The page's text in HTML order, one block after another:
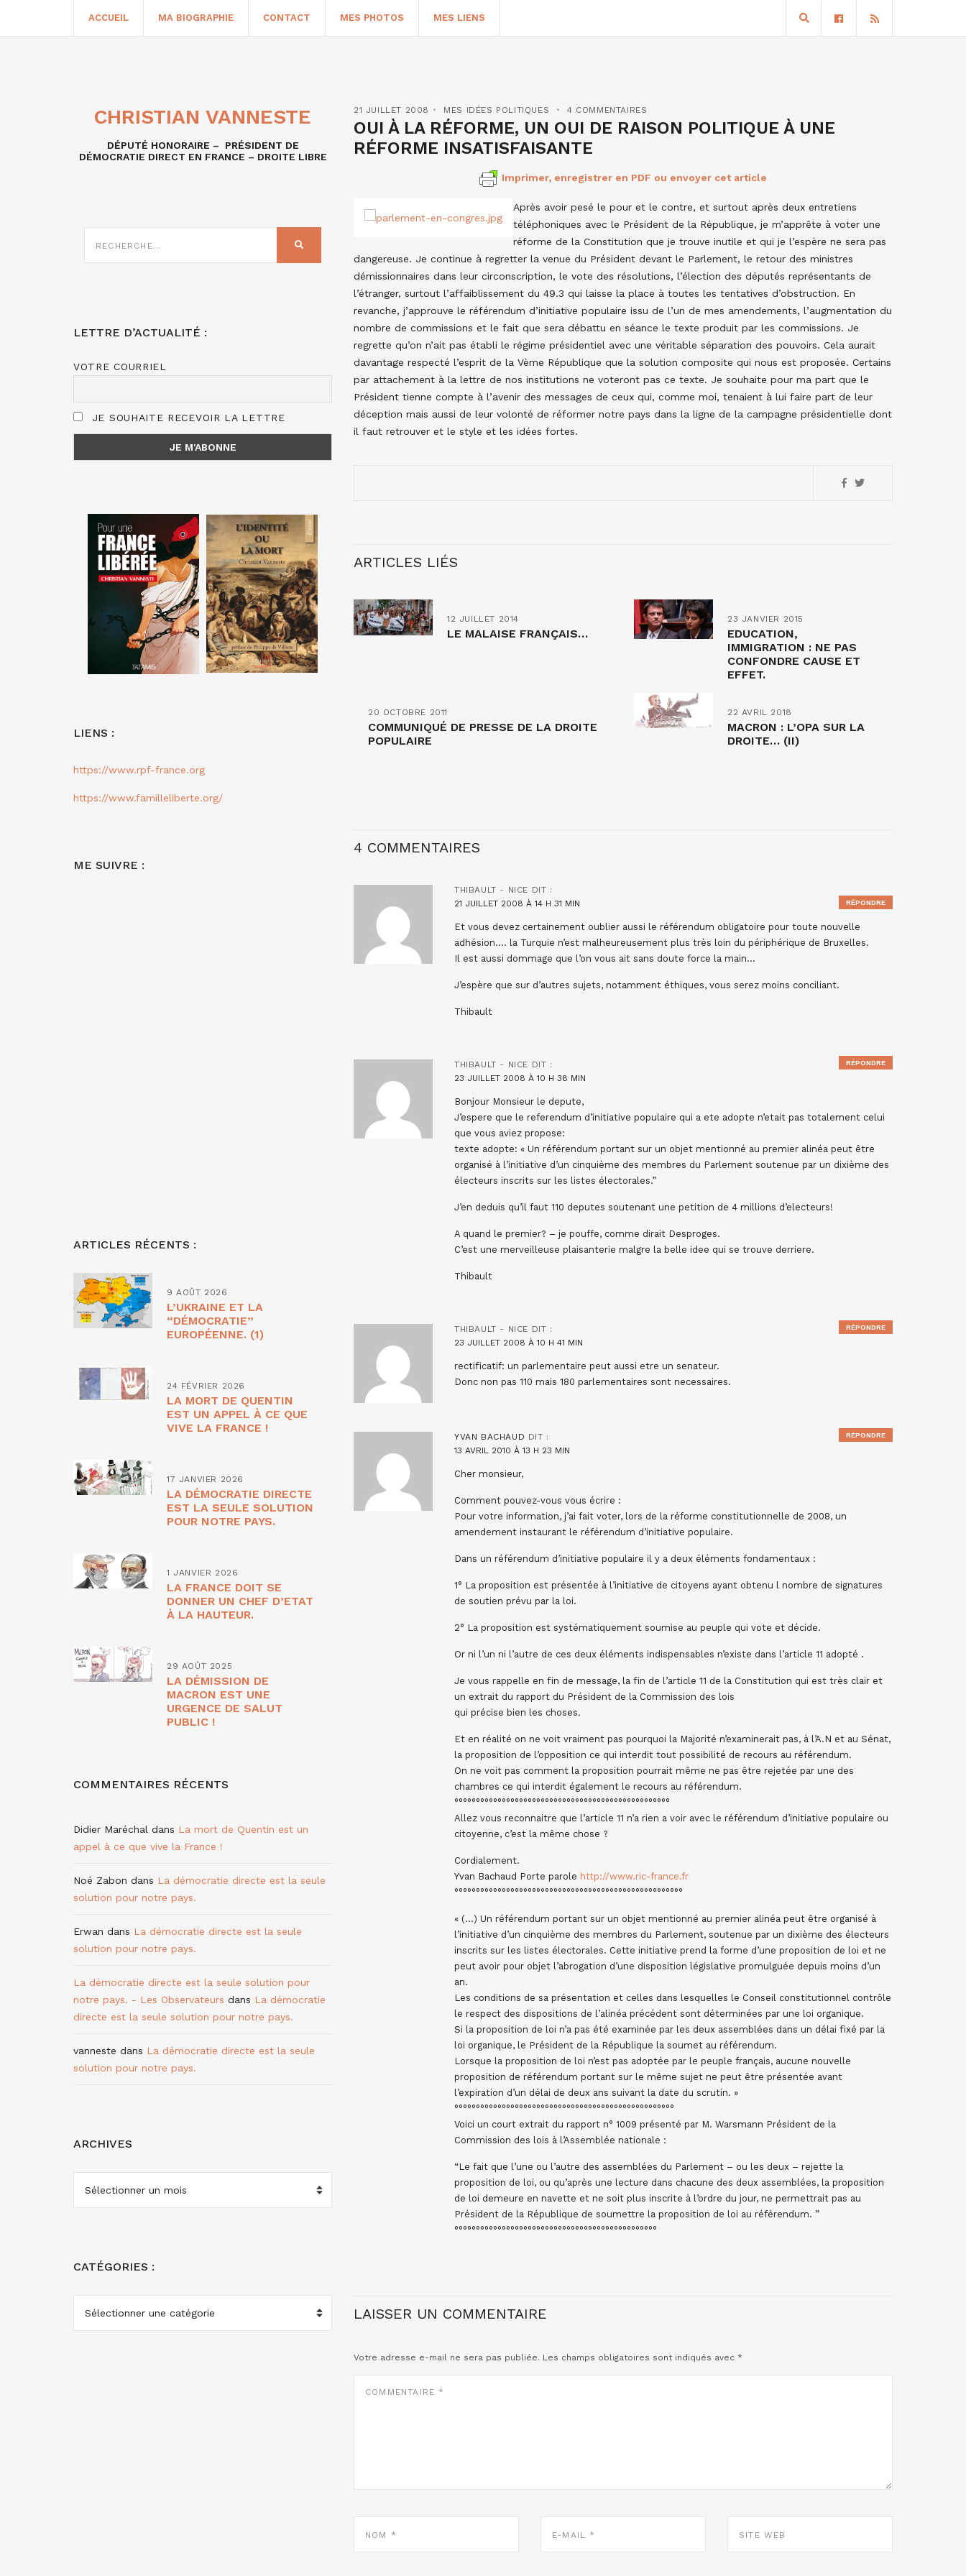
ACCUEIL MA BIOGRAPHIE CONTACT MES PHOTOS MES LIENS
21 JUILLET 2008 MES IDÉES POLITIQUES 4 COMMENTAIRES
OUI À LA RÉFORME, UN OUI DE RAISON POLITIQUE À UNE
RÉFORME INSATISFAISANTE
Imprimer, enregistrer en PDF ou envoyer cet article
Après avoir pesé le pour et le contre, et surtout après deux entretiens
téléphoniques avec le Président de la République, je m’apprête à voter une
réforme de la Constitution que je trouve inutile et qui je l’espère ne sera pas
dangereuse. Je continue à regretter la venue du Président devant le Parlement, le retour des ministres
démissionnaires dans leur circonscription, le vote des résolutions, l’élection des députés représentants de
l’étranger, surtout l’affaiblissement du 49.3 qui laisse la place à toutes les tentatives d’obstruction. En
revanche, j’approuve le référendum d’initiative populaire issu de l’un de mes amendements, l’augmentation du
nombre de commissions et le fait que sera débattu en séance le texte produit par les commissions. Je
regrette qu’on n’ait pas établi le régime présidentiel avec une véritable séparation des pouvoirs. Cela aurait
davantage respecté l’esprit de la Vème République que la solution composite qui nous est proposée. Certains
par attachement à la lettre de nos institutions ne voteront pas ce texte. Je souhaite pour ma part que le
Président tienne compte à l’avenir des messages de ceux qui, comme moi, tenaient à lui faire part de leur
déception mais aussi de leur volonté de réformer notre pays dans la ligne de la campagne présidentielle dont
il faut retrouver et le style et les idées fortes.
ARTICLES LIÉS
12 JUILLET 2014
LE MALAISE FRANÇAIS…
23 JANVIER 2015
EDUCATION,
IMMIGRATION : NE PAS
CONFONDRE CAUSE ET
EFFET.
20 OCTOBRE 2011
COMMUNIQUÉ DE PRESSE DE LA DROITE
POPULAIRE
22 AVRIL 2018
MACRON : L’OPA SUR LA
DROITE… (II)
4 COMMENTAIRES
THIBAULT - NICE DIT :
21 JUILLET 2008 À 14 H 31 MIN
Et vous devez certainement oublier aussi le référendum obligatoire pour toute nouvelle
adhésion…. la Turquie n’est malheureusement plus très loin du périphérique de Bruxelles.
Il est aussi dommage que l’on vous ait sans doute force la main…
J’espère que sur d’autres sujets, notamment éthiques, vous serez moins conciliant.
Thibault
RÉPONDRE
THIBAULT - NICE DIT :
23 JUILLET 2008 À 10 H 38 MIN
Bonjour Monsieur le depute,
J’espere que le referendum d’initiative populaire qui a ete adopte n’etait pas totalement celui
que vous aviez propose:
texte adopte: « Un référendum portant sur un objet mentionné au premier alinéa peut être
organisé à l’initiative d’un cinquième des membres du Parlement soutenue par un dixième des
électeurs inscrits sur les listes électorales.”
J’en deduis qu’il faut 110 deputes soutenant une petition de 4 millions d’electeurs!
A quand le premier? – je pouffe, comme dirait Desproges.
C’est une merveilleuse plaisanterie malgre la belle idee qui se trouve derriere.
Thibault
RÉPONDRE
THIBAULT - NICE DIT :
23 JUILLET 2008 À 10 H 41 MIN
rectificatif: un parlementaire peut aussi etre un senateur.
Donc non pas 110 mais 180 parlementaires sont necessaires.
RÉPONDRE
YVAN BACHAUD DIT :
13 AVRIL 2010 À 13 H 23 MIN
Cher monsieur,
Comment pouvez-vous vous écrire :
Pour votre information, j’ai fait voter, lors de la réforme constitutionnelle de 2008, un
amendement instaurant le référendum d’initiative populaire.
Dans un référendum d’initiative populaire il y a deux éléments fondamentaux :
1° La proposition est présentée à l’initiative de citoyens ayant obtenu l nombre de signatures
de soutien prévu par la loi.
2° La proposition est systématiquement soumise au peuple qui vote et décide.
Or ni l’un ni l’autre de ces deux éléments indispensables n’existe dans l’article 11 adopté .
Je vous rappelle en fin de message, la fin de l’article 11 de la Constitution qui est très clair et
un extrait du rapport du Président de la Commission des lois
qui précise bien les choses.
Et en réalité on ne voit vraiment pas pourquoi la Majorité n’examinerait pas, à l’A.N et au Sénat,
la proposition de l’opposition ce qui interdit tout possibilité de recours au référendum.
On ne voit pas comment la proposition pourrait même ne pas être rejetée par une des
chambres ce qui interdit également le recours au référendum.
°°°°°°°°°°°°°°°°°°°°°°°°°°°°°°°°°°°°°°°°°°°°°°°°°°
Allez vous reconnaitre que l’article 11 n’a rien a voir avec le référendum d’initiative populaire ou
citoyenne, c’est la même chose ?
Cordialement.
Yvan Bachaud Porte parole http://www.ric-france.fr
°°°°°°°°°°°°°°°°°°°°°°°°°°°°°°°°°°°°°°°°°°°°°°°°°°°°°
« (…) Un référendum portant sur un objet mentionné au premier alinéa peut être organisé à
l’initiative d’un cinquième des membres du Parlement, soutenue par un dixième des électeurs
inscrits sur les listes électorales. Cette initiative prend la forme d’une proposition de loi et ne
peut avoir pour objet l’abrogation d’une disposition législative promulguée depuis moins d’un
an.
Les conditions de sa présentation et celles dans lesquelles le Conseil constitutionnel contrôle
le respect des dispositions de l’alinéa précédent sont déterminées par une loi organique.
Si la proposition de loi n’a pas été examinée par les deux assemblées dans un délai fixé par la
loi organique, le Président de la République la soumet au référendum.
Lorsque la proposition de loi n’est pas adoptée par le peuple français, aucune nouvelle
proposition de référendum portant sur le même sujet ne peut être présentée avant
l’expiration d’un délai de deux ans suivant la date du scrutin. »
°°°°°°°°°°°°°°°°°°°°°°°°°°°°°°°°°°°°°°°°°°°°°°°°°°°
Voici un court extrait du rapport n° 1009 présenté par M. Warsmann Président de la
Commission des lois à l’Assemblée nationale :
“Le fait que l’une ou l’autre des assemblées du Parlement – ou les deux – rejette la
proposition de loi, ou qu’après une lecture dans chacune des deux assemblées, la proposition
de loi demeure en navette et ne soit plus inscrite à l’ordre du jour, ne permettrait pas au
Président de la République de soumettre la proposition de loi au référendum. ”
°°°°°°°°°°°°°°°°°°°°°°°°°°°°°°°°°°°°°°°°°°°°°°°
RÉPONDRE
LAISSER UN COMMENTAIRE
Votre adresse e-mail ne sera pas publiée. Les champs obligatoires sont indiqués avec *
MAIL
WEB
CHRISTIAN VANNESTE
DÉPUTÉ HONORAIRE – PRÉSIDENT DE
DÉMOCRATIE DIRECT EN FRANCE – DROITE LIBRE
SUR
LETTRE D’ACTUALITÉ :
VOTRE COURRIEL
JE SOUHAITE RECEVOIR LA LETTRE
LIENS :
https://www.rpf-france.org
https://www.familleliberte.org/
ME SUIVRE :
ARTICLES RÉCENTS :
9 AOÛT 2026
L’UKRAINE ET LA
“DÉMOCRATIE”
EUROPÉENNE. (1)
24 FÉVRIER 2026
LA MORT DE QUENTIN
EST UN APPEL À CE QUE
VIVE LA FRANCE !
17 JANVIER 2026
LA DÉMOCRATIE DIRECTE
EST LA SEULE SOLUTION
POUR NOTRE PAYS.
1 JANVIER 2026
LA FRANCE DOIT SE
DONNER UN CHEF D’ETAT
À LA HAUTEUR.
29 AOÛT 2025
LA DÉMISSION DE
MACRON EST UNE
URGENCE DE SALUT
PUBLIC !
COMMENTAIRES RÉCENTS
Didier Maréchal dans La mort de Quentin est un
appel à ce que vive la France !
Noé Zabon dans La démocratie directe est la seule
solution pour notre pays.
Erwan dans La démocratie directe est la seule
solution pour notre pays.
La démocratie directe est la seule solution pour
notre pays. - Les Observateurs dans La démocratie
directe est la seule solution pour notre pays.
vanneste dans La démocratie directe est la seule
solution pour notre pays.
ARCHIVES
ARCHIVES
CATÉGORIES :
CATÉGORIES